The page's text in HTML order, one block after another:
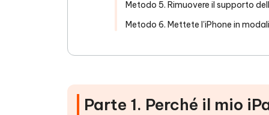
Metodo 5. Rimuovere il supporto
Metodo 6. Mettete l'iPhone in
Parte 1. Perché il mio